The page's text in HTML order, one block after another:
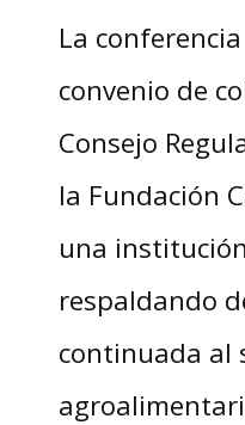
La
convenio de
Consejo
la Fundación
una
respaldando
continuada al